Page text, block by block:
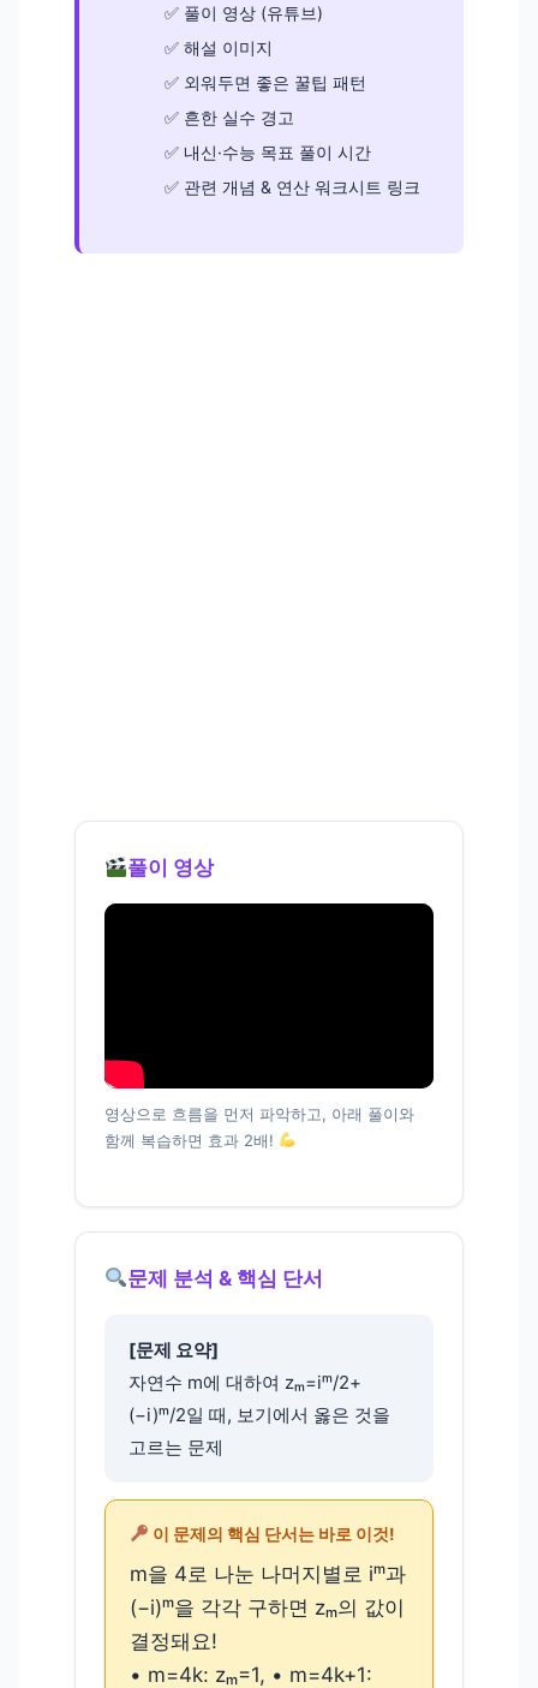
풀이 영상 (유튜브)
해설 이미지
외워두면 좋은 꿀팁 패턴
흔한 실수 경고
내신·수능 목표 풀이 시간
관련 개념 & 연산 워크시트 링크
풀이 영상
영상으로 흐름을 먼저 파악하고, 아래 풀이와
함께 복습하면 효과 2배!
문제 분석 & 핵심 단서
[문제 요약]
자연수 m에 대하여 zₘ=iᵐ/2+
(−i)ᵐ/2일 때, 보기에서 옳은 것을
고르는 문제
이 문제의 핵심 단서는 바로 이것!
m을 4로 나눈 나머지별로 iᵐ과
(−i)ᵐ을 각각 구하면 zₘ의 값이
결정돼요!
• m=4k: zₘ=1, • m=4k+1: